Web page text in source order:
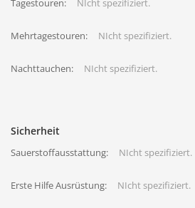
Tagestouren: NIcht spezifiziert.
Mehrtagestouren: NIcht spezifiziert.
Nachttauchen: NIcht spezifiziert.
Sicherheit
Sauerstoffausstattung: NIcht spezifiziert.
Erste Hilfe Ausrüstung: NIcht spezifiziert.